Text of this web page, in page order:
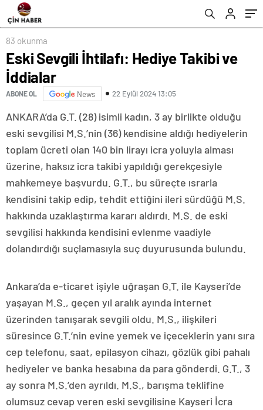
83 okunma
Eski Sevgili İhtilafı: Hediye Takibi ve
İddialar
ABONE OL News 22 Eylül 2024 13:05
ANKARA’da G.T. (28) isimli kadın, 3 ay birlikte olduğu
eski sevgilisi M.S.’nin (36) kendisine aldığı hediyelerin
toplam ücreti olan 140 bin lirayı icra yoluyla alması
üzerine, haksız icra takibi yapıldığı gerekçesiyle
mahkemeye başvurdu. G.T., bu süreçte ısrarla
kendisini takip edip, tehdit ettiğini ileri sürdüğü M.S.
hakkında uzaklaştırma kararı aldırdı. M.S. de eski
sevgilisi hakkında kendisini evlenme vaadiyle
dolandırdığı suçlamasıyla suç duyurusunda bulundu.
Ankara’da e-ticaret işiyle uğraşan G.T. ile Kayseri’de
yaşayan M.S., geçen yıl aralık ayında internet
üzerinden tanışarak sevgili oldu. M.S., ilişkileri
süresince G.T.’nin evine yemek ve içeceklerin yanı sıra
cep telefonu, saat, epilasyon cihazı, gözlük gibi pahalı
hediyeler ve banka hesabına da para gönderdi. G.T., 3
ay sonra M.S.’den ayrıldı. M.S., barışma teklifine
olumsuz cevap veren eski sevgilisine Kayseri İcra